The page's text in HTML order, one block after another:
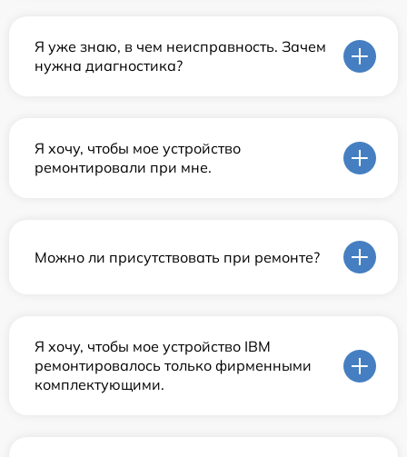
Я уже знаю, в чем неисправность. Зачем
нужна диагностика?
Я хочу, чтобы мое устройство
ремонтировали при мне.
Можно ли присутствовать при ремонте?
Я хочу, чтобы мое устройство IBM
ремонтировалось только фирменными
комплектующими.